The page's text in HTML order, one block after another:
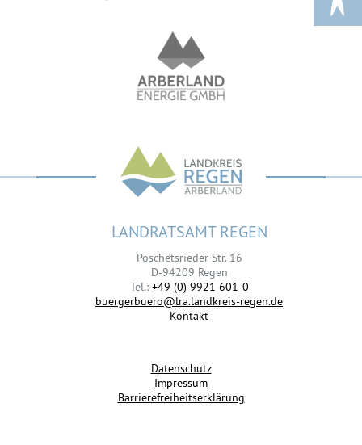
LANDRATSAMT REGEN
Poschetsrieder Str. 16
D-94209 Regen
Tel.: +49 (0) 9921 601-0
buergerbuero@lra.landkreis-regen.de
Kontakt
Datenschutz
Impressum
Barrierefreiheitserklärung